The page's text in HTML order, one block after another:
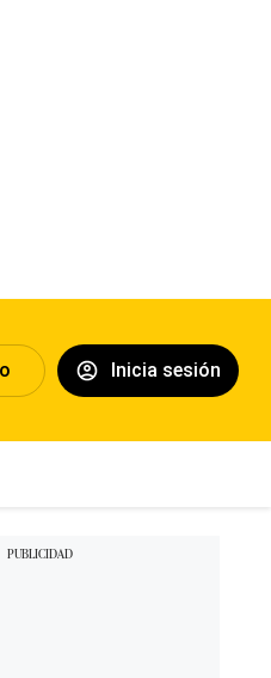
Inicia sesión